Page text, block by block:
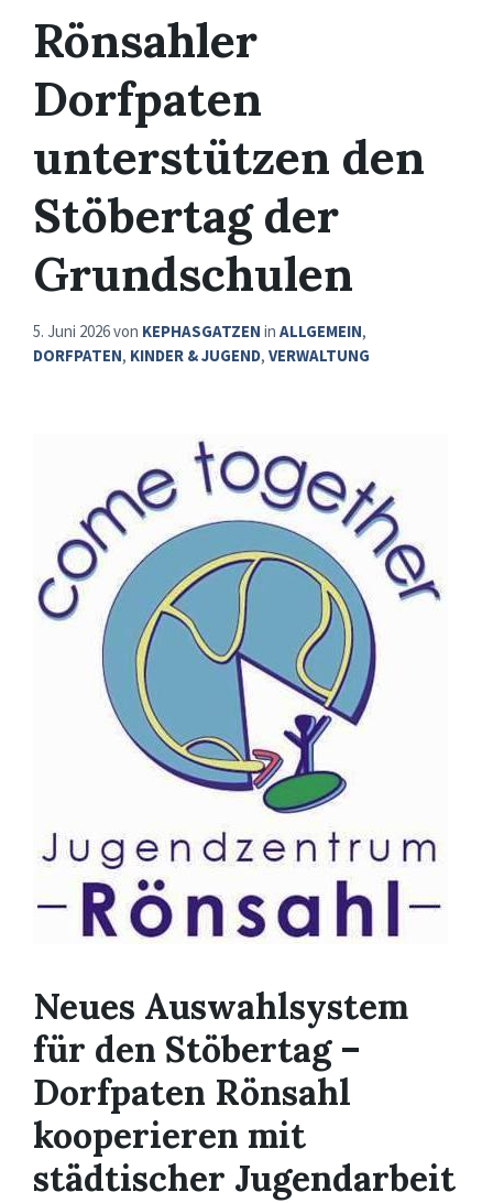
Rönsahler
Dorfpaten
unterstützen den
Stöbertag der
Grundschulen
5. Juni 2026von KEPHASGATZEN in ALLGEMEIN,
DORFPATEN, KINDER & JUGEND, VERWALTUNG
Neues Auswahlsystem
für den Stöbertag –
Dorfpaten Rönsahl
kooperieren mit
städtischer Jugendarbeit